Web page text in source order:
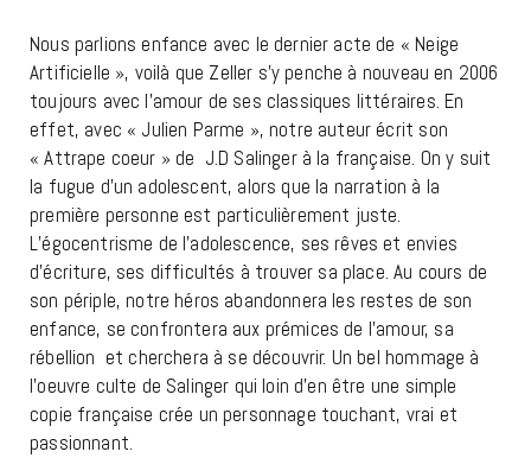
Nous parlions enfance avec le dernier acte de « Neige
Artificielle », voilà que Zeller s’y penche à nouveau en 2006
toujours avec l’amour de ses classiques littéraires. En
effet, avec « Julien Parme », notre auteur écrit son
« Attrape coeur » de J.D Salinger à la française. On y suit
la fugue d’un adolescent, alors que la narration à la
première personne est particulièrement juste.
L’égocentrisme de l’adolescence, ses rêves et envies
d’écriture, ses difficultés à trouver sa place. Au cours de
son périple, notre héros abandonnera les restes de son
enfance, se confrontera aux prémices de l’amour, sa
rébellion et cherchera à se découvrir. Un bel hommage à
l’oeuvre culte de Salinger qui loin d’en être une simple
copie française crée un personnage touchant, vrai et
passionnant.